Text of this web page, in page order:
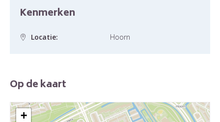
Kenmerken
Locatie: Hoorn
Op de kaart
+